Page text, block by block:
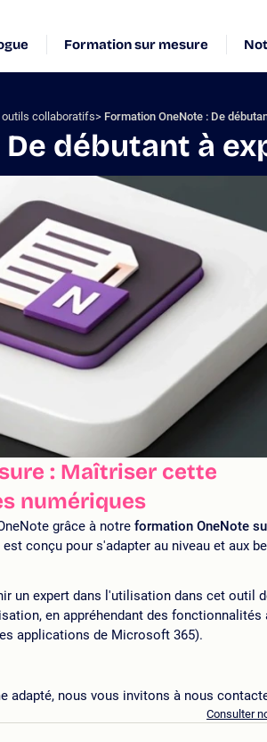
Formation sur mesure
outils collaboratifs Formation OneNote : De
débutant à
: Maîtriser cette
numériques
grâce à notre formation OneNote
conçu pour s'adapter au niveau et aux
un expert dans l'utilisation dans cet outil
en appréhendant des fonctionnalités
applications de Microsoft 365).
adapté, nous vous invitons à nous
Consulter